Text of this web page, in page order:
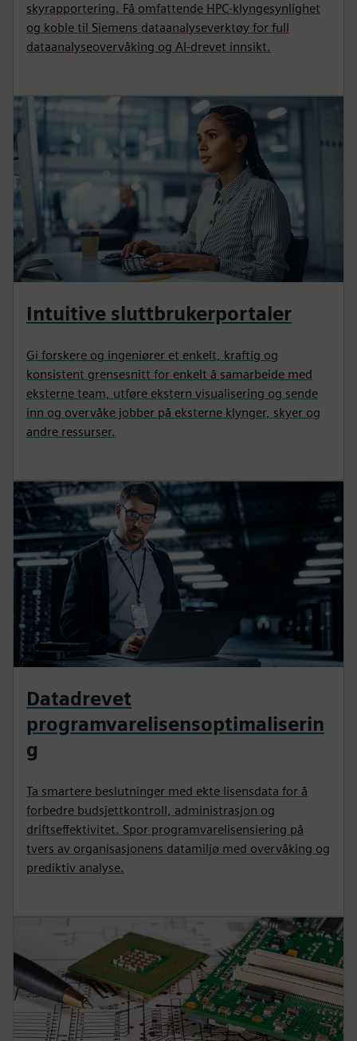
skyrapportering. Få omfattende HPC-klyngesynlighet
og koble til Siemens dataanalyseverktøy for full
dataanalyseovervåking og AI-drevet innsikt.
Intuitive sluttbrukerportaler
Gi forskere og ingeniører et enkelt, kraftig og
konsistent grensesnitt for enkelt å samarbeide med
eksterne team, utføre ekstern visualisering og sende
inn og overvåke jobber på eksterne klynger, skyer og
andre ressurser.
Datadrevet
programvarelisensoptimaliserin
g
Ta smartere beslutninger med ekte lisensdata for å
forbedre budsjettkontroll, administrasjon og
driftseffektivitet. Spor programvarelisensiering på
tvers av organisasjonens datamiljø med overvåking og
prediktiv analyse.